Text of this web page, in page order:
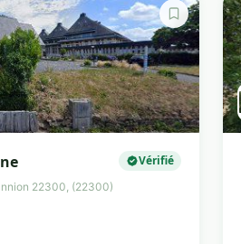
Vérifié
22300, (22300)